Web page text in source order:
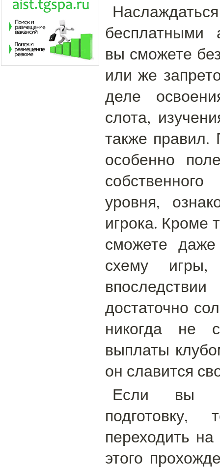
бесплатными
вы сможете
или же
деле
слота,
также правил.
особенно
уровня,
игрока. Кроме
сможете даже
схему игры,
достаточно
никогда не
выплаты
он славится
Если вы
переходить
этого